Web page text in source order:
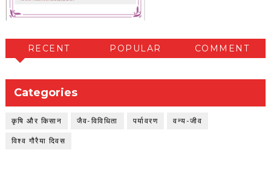
RECENT POPULAR COMMENT
Categories
कृषि और किसान जैव-विविधिता पर्यावरण वन्य-जीव
विश्व गौरैया दिवस